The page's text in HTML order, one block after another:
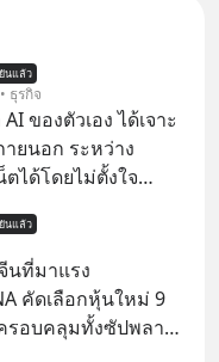
นแล้ว
ธุรกิจ
ของตัวเอง ได้เจาะ
ยนอก ระหว่าง
ได้โดยไม่ตั้งใจ
ริษัท สามารถเชื่อม
เจาะเข้าระบบของ
หนึ่งได้ ระหว่างการ
ภัยไซเบอร์
นแล้ว
นที่มาแรง
คัดเลือกหุ้นใหม่ 9
รอบคลุมทั้งซัปพลาย